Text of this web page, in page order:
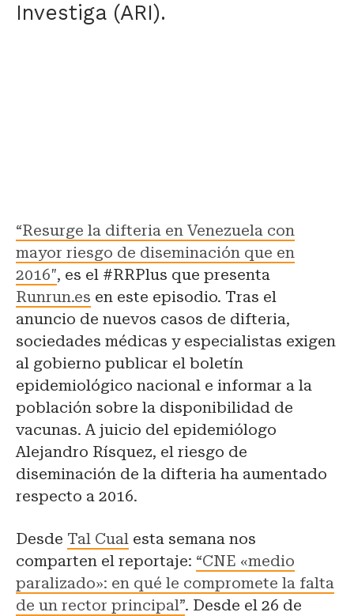
Investiga (ARI).
“Resurge la difteria en Venezuela con
mayor riesgo de diseminación que en
2016″, es el #RRPlus que presenta
Runrun.es en este episodio. Tras el
anuncio de nuevos casos de difteria,
sociedades médicas y especialistas exigen
al gobierno publicar el boletín
epidemiológico nacional e informar a la
población sobre la disponibilidad de
vacunas.A juicio del epidemiólogo
Alejandro Rísquez, el riesgo de
diseminación de la difteria ha aumentado
respecto a 2016.
Desde Tal Cual esta semana nos
comparten el reportaje: “CNE «medio
paralizado»: en qué le compromete la falta
de un rector principal”. Desde el 26 de